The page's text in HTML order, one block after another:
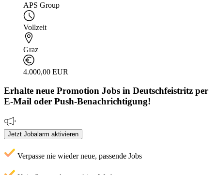
APS Group
Vollzeit
Graz
4.000,00 EUR
Erhalte neue Promotion Jobs in Deutschfeistritz per
E-Mail oder Push-Benachrichtigung!
Jetzt Jobalarm aktivieren
Verpasse nie wieder neue, passende Jobs